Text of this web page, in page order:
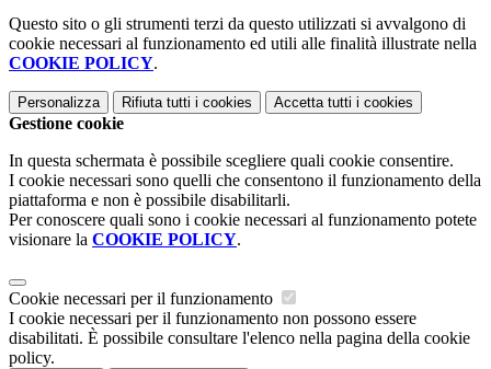
Questo sito o gli strumenti terzi da questo utilizzati si avvalgono di
cookie necessari al funzionamento ed utili alle finalità illustrate nella
COOKIE POLICY.
Personalizza Rifiuta tutti i cookies Accetta tutti i cookies
Gestione cookie
In questa schermata è possibile scegliere quali cookie consentire.
I cookie necessari sono quelli che consentono il funzionamento della
piattaforma e non è possibile disabilitarli.
Per conoscere quali sono i cookie necessari al funzionamento potete
visionare la COOKIE POLICY.
Cookie necessari per il funzionamento
I cookie necessari per il funzionamento non possono essere
disabilitati. È possibile consultare l'elenco nella pagina della cookie
policy.